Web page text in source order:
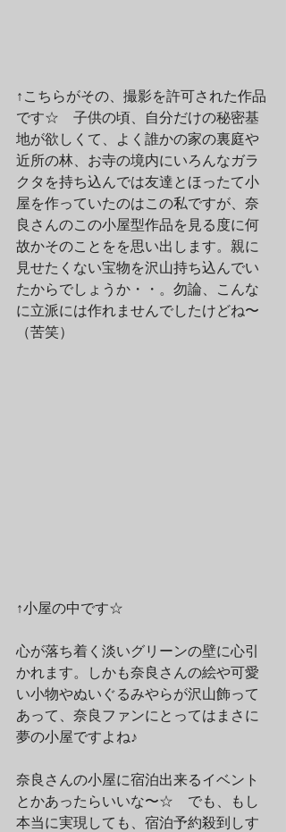
↑こちらがその、撮影を許可された作品
です☆　子供の頃、自分だけの秘密基
地が欲しくて、よく誰かの家の裏庭や
近所の林、お寺の境内にいろんなガラ
クタを持ち込んでは友達とほったて小
屋を作っていたのはこの私ですが、奈
良さんのこの小屋型作品を見る度に何
故かそのことをを思い出します。親に
見せたくない宝物を沢山持ち込んでい
たからでしょうか・・。勿論、こんな
に立派には作れませんでしたけどね〜
（苦笑）
↑小屋の中です☆
心が落ち着く淡いグリーンの壁に心引
かれます。しかも奈良さんの絵や可愛
い小物やぬいぐるみやらが沢山飾って
あって、奈良ファンにとってはまさに
夢の小屋ですよね♪
奈良さんの小屋に宿泊出来るイベント
とかあったらいいな〜☆　でも、もし
本当に実現しても、宿泊予約殺到しす